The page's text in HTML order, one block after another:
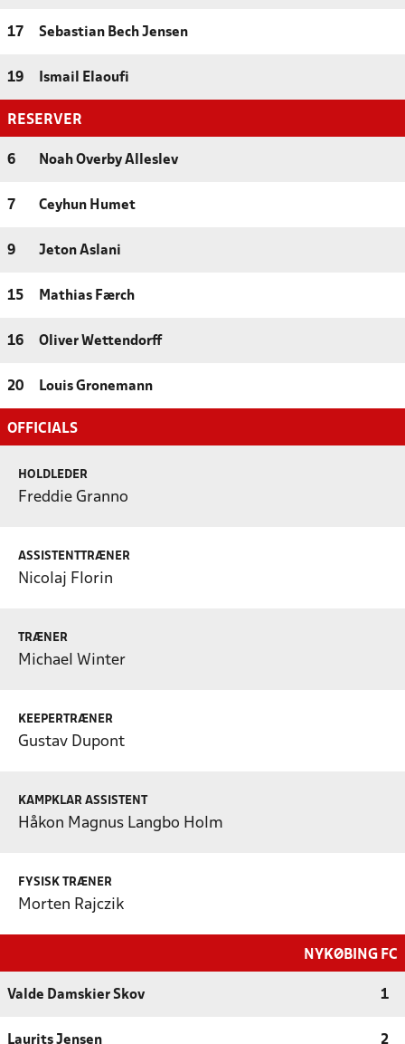
17 Sebastian Bech Jensen
19 Ismail Elaoufi
RESERVER
6 Noah Overby Alleslev
7 Ceyhun Humet
9 Jeton Aslani
15 Mathias Færch
16 Oliver Wettendorff
20 Louis Gronemann
OFFICIALS
HOLDLEDER
Freddie Granno
ASSISTENTTRÆNER
Nicolaj Florin
TRÆNER
Michael Winter
KEEPERTRÆNER
Gustav Dupont
KAMPKLAR ASSISTENT
Håkon Magnus Langbo Holm
FYSISK TRÆNER
Morten Rajczik
NYKØBING FC
Valde Damskier Skov 1
Laurits Jensen 2